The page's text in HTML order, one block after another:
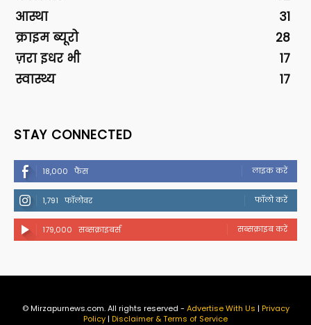
आस्था
31
क्राइम ब्यूरो
28
ज़रा इधर भी
17
स्वास्थ्य
17
STAY CONNECTED
18,000 फैंस लाइक करें
1,791 फॉलोवर फॉलो करें
179,000 सब्सक्राइबर्स सब्सक्राइब करें
© Mirzapurnews.com. All rights reserved - Advertise With Us | Privacy
Policy| Disclaimer & Terms of Service